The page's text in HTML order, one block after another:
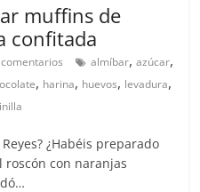
muffins de
confitada
almíbar,azúcar,
, harina, huevos, levadura,
¿Habéis preparado
roscón con naranjas